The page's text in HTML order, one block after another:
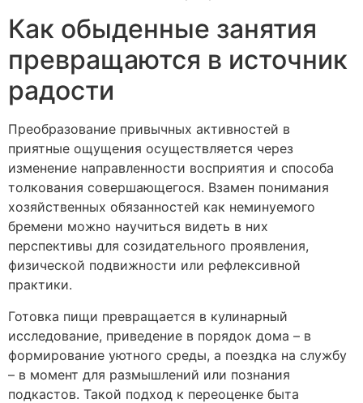
Как обыденные занятия
превращаются в источник
радости
Преобразование привычных активностей в
приятные ощущения осуществляется через
изменение направленности восприятия и способа
толкования совершающегося. Взамен понимания
хозяйственных обязанностей как неминуемого
бремени можно научиться видеть в них
перспективы для созидательного проявления,
физической подвижности или рефлексивной
практики.
Готовка пищи превращается в кулинарный
исследование, приведение в порядок дома – в
формирование уютного среды, а поездка на службу
– в момент для размышлений или познания
подкастов. Такой подход к переоценке быта